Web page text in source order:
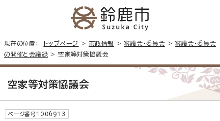
現在の位置： トップページ > 市政情報 >審議会・委員会 >審議会・委員会
の開催と会議録 > 空家等対策協議会
空家等対策協議会
ページ番号1006913